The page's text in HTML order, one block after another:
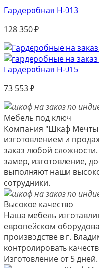
Гардеробная Н-013
128 350₽
Гардеробная Н-015
73 553₽
Мебель под ключ
Компания "Шкаф Мечты"
изготовлением и
заказ любой
замер, изготовление,
выполняют наши
сотрудники.
Высокое качество
Наша мебель
европейском
производстве в г.
контролировать
Изготовление от 5 дней.